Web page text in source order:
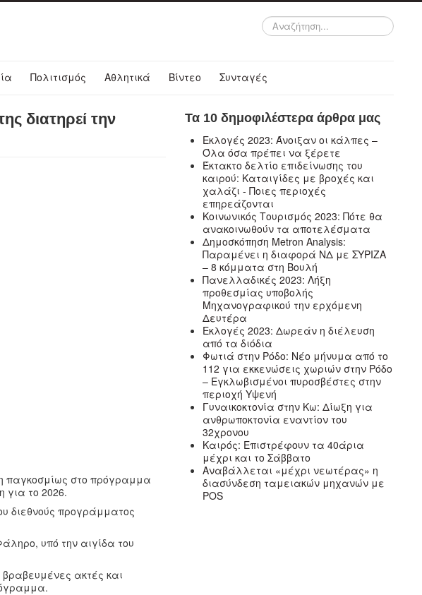
Αναζήτηση...
Πολιτισμός Αθλητικά Βίντεο Συνταγές
διατηρεί την
παγκοσμίως στο πρόγραμμα
για το 2026.
διεθνούς προγράμματος
υπό την αιγίδα του
ακτές και
Τα 10 δημοφιλέστερα άρθρα μας
Εκλογές 2023: Άνοιξαν οι κάλπες –
Όλα όσα πρέπει να ξέρετε
Έκτακτο δελτίο επιδείνωσης του
καιρού: Καταιγίδες με βροχές και
χαλάζι - Ποιες περιοχές
επηρεάζονται
Κοινωνικός Τουρισμός 2023: Πότε θα
ανακοινωθούν τα αποτελέσματα
Δημοσκόπηση Metron Analysis:
Παραμένει η διαφορά ΝΔ με ΣΥΡΙΖΑ
– 8 κόμματα στη Βουλή
Πανελλαδικές 2023: Λήξη
προθεσμίας υποβολής
Μηχανογραφικού την ερχόμενη
Δευτέρα
Εκλογές 2023: Δωρεάν η διέλευση
από τα διόδια
Φωτιά στην Ρόδο: Νέο μήνυμα από το
112 για εκκενώσεις χωριών στην Ρόδο
– Εγκλωβισμένοι πυροσβέστες στην
περιοχή Υψενή
Γυναικοκτονία στην Κω: Δίωξη για
ανθρωποκτονία εναντίον του
32χρονου
Καιρός: Επιστρέφουν τα 40άρια
μέχρι και το Σάββατο
Αναβάλλεται «μέχρι νεωτέρας» η
διασύνδεση ταμειακών μηχανών με
POS